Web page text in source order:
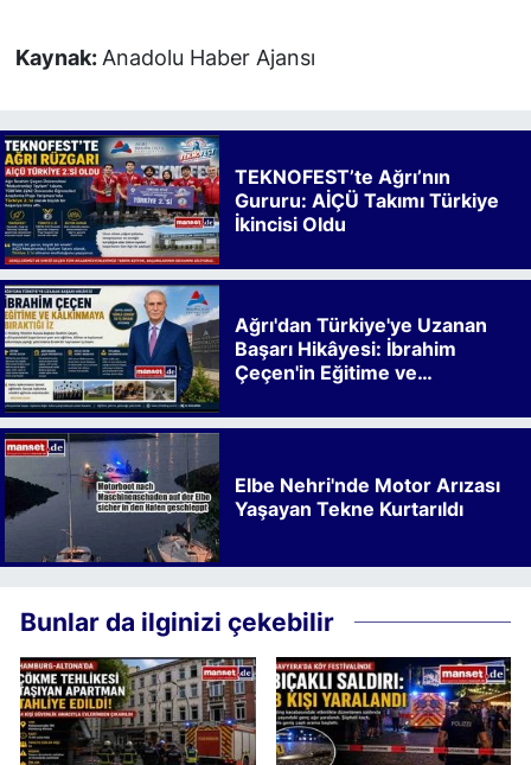
Kaynak:Anadolu Haber Ajansı
TEKNOFEST’te Ağrı’nın
Gururu: AİÇÜ Takımı Türkiye
İkincisi Oldu
Ağrı'dan Türkiye'ye Uzanan
Başarı Hikâyesi: İbrahim
Çeçen'in Eğitime ve
Elbe Nehri'nde Motor Arızası
Yaşayan Tekne Kurtarıldı
Bunlar da ilginizi çekebilir